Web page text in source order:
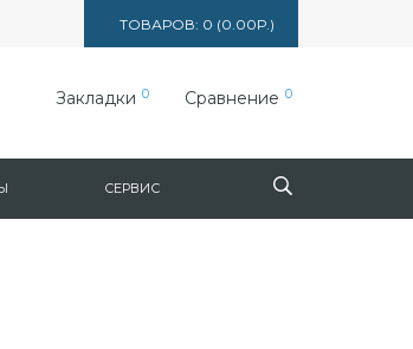
1, ТЦ "Формула X"ТОВАРОВ: 0 (0.00Р.)
Закладки 0 Сравнение 0
СЕРВИС